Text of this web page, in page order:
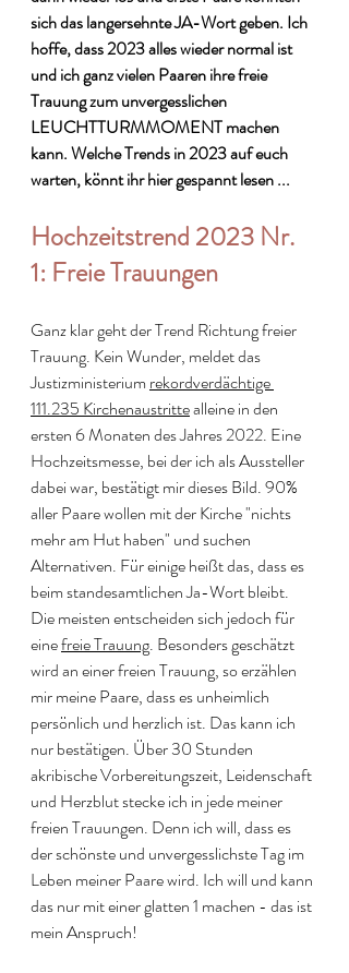
sich das langersehnte JA-Wort geben. Ich
hoffe, dass 2023 alles wieder normal ist
und ich ganz vielen Paaren ihre freie
Trauung zum unvergesslichen
LEUCHTTURMMOMENT machen
kann. Welche Trends in 2023 auf euch
warten, könnt ihr hier gespannt lesen ...
Hochzeitstrend 2023 Nr.
1: Freie Trauungen
Ganz klar geht der Trend Richtung freier
Trauung. Kein Wunder, meldet das
Justizministerium rekordverdächtige
111.235 Kirchenaustritte alleine in den
ersten 6 Monaten des Jahres 2022. Eine
Hochzeitsmesse, bei der ich als Aussteller
dabei war, bestätigt mir dieses Bild. 90%
aller Paare wollen mit der Kirche "nichts
mehr am Hut haben" und suchen
Alternativen. Für einige heißt das, dass es
beim standesamtlichen Ja-Wort bleibt.
Die meisten entscheiden sich jedoch für
eine freie Trauung. Besonders geschätzt
wird an einer freien Trauung, so erzählen
mir meine Paare, dass es unheimlich
persönlich und herzlich ist. Das kann ich
nur bestätigen. Über 30 Stunden
akribische Vorbereitungszeit, Leidenschaft
und Herzblut stecke ich in jede meiner
freien Trauungen. Denn ich will, dass es
der schönste und unvergesslichste Tag im
Leben meiner Paare wird. Ich will und kann
das nur mit einer glatten 1 machen - das ist
mein Anspruch!